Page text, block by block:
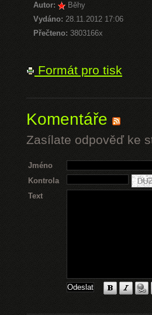
Autor:
Běhy
Vydáno: 28.11.2012 17:06
Přečteno: 3803166x
Formát pro tisk
Komentáře
Zasílate odpověď ke
Jméno
Kontrola
Text